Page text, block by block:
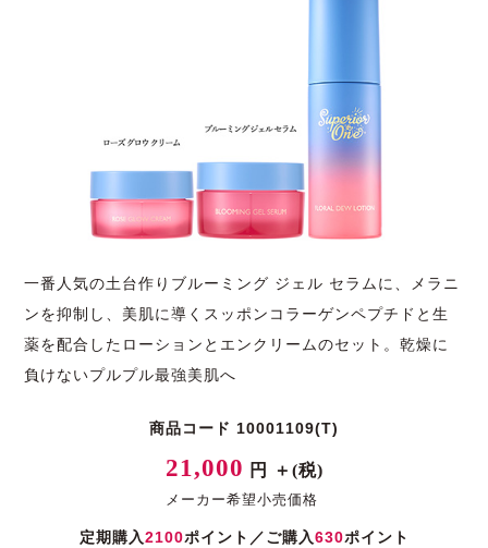
一番人気の土台作りブルーミング ジェル セラムに、メラニ
ンを抑制し、美肌に導くスッポンコラーゲンペプチドと生
薬を配合したローションとエンクリームのセット。乾燥に
負けないプルプル最強美肌へ
商品コード 10001109(T)
21,000 円 ＋(税)
メーカー希望小売価格
定期購入2100ポイント／ご購入630ポイント